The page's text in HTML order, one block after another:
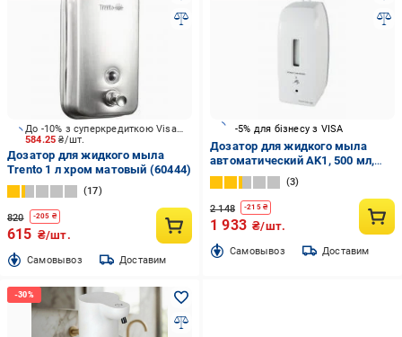
584.25₴/шт.
До -10% з суперкредиткою Visa Вигода
Дозатор для жидкого мыла
Trento 1 л хром матовый (60444)
17
820 -205 ₴
615 ₴/шт.
Cамовывоз Доставим
-5% для бізнесу з VISA
Дозатор для жидкого мыла
автоматический AK1, 500 мл,
белый
3
2 148 -215₴
1 933 ₴/шт.
Cамовывоз Доставим